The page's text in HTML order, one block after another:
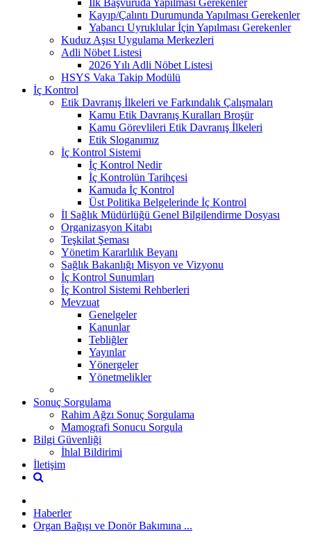
Kayıp/Çalıntı Durumunda Yapılması Gerekenler
Yabancı Uyruklular İçin Yapılması Gerekenler
Kuduz Aşısı Uygulama Merkezleri
Adli Nöbet Listesi
2026 Yılı Adli Nöbet Listesi
HSYS Vaka Takip Modülü
İç Kontrol
Etik Davranış İlkeleri ve Farkındalık Çalışmaları
Kamu Etik Davranış Kuralları Broşür
Kamu Görevlileri Etik Davranış İlkeleri
Etik Sloganımız
İç Kontrol Sistemi
İç Kontrol Nedir
İç Kontrolün Tarihçesi
Kamuda İç Kontrol
Üst Politika Belgelerinde İç Kontrol
İl Sağlık Müdürlüğü Genel Bilgilendirme Dosyası
Organizasyon Kitabı
Teşkilat Şeması
Yönetim Kararlılık Beyanı
Sağlık Bakanlığı Misyon ve Vizyonu
İç Kontrol Sunumları
İç Kontrol Sistemi Rehberleri
Mevzuat
Genelgeler
Kanunlar
Tebliğler
Yayınlar
Yönergeler
Yönetmelikler
Sonuç Sorgulama
Rahim Ağzı Sonuç Sorgulama
Mamografi Sonucu Sorgula
Bilgi Güvenliği
İhlal Bildirimi
İletişim
Haberler
Organ Bağışı ve Donör Bakımına ...